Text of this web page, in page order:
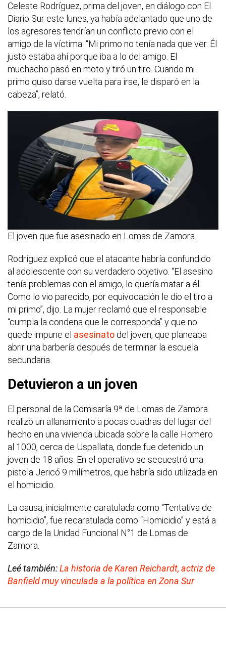
Celeste Rodríguez, prima del joven, en diálogo con El
Diario Sur este lunes, ya había adelantado que uno de
los agresores tendrían un conflicto previo con el
amigo de la víctima. “Mi primo no tenía nada que ver. Él
justo estaba ahí porque iba a lo del amigo. El
muchacho pasó en moto y tiró un tiro. Cuando mi
primo quiso darse vuelta para irse, le disparó en la
cabeza”, relató.
El joven que fue asesinado en Lomas de Zamora.
Rodríguez explicó que el atacante habría confundido
al adolescente con su verdadero objetivo. “El asesino
tenía problemas con el amigo, lo quería matar a él.
Como lo vio parecido, por equivocación le dio el tiro a
mi primo”, dijo. La mujer reclamó que el responsable
“cumpla la condena que le corresponda” y que no
quede impune el asesinato del joven, que planeaba
abrir una barbería después de terminar la escuela
secundaria.
Detuvieron a un joven
El personal de la Comisaría 9ª de Lomas de Zamora
realizó un allanamiento a pocas cuadras del lugar del
hecho en una vivienda ubicada sobre la calle Homero
al 1000, cerca de Uspallata, donde fue detenido un
joven de 18 años. En el operativo se secuestró una
pistola Jericó 9 milímetros, que habría sido utilizada en
el homicidio.
La causa, inicialmente caratulada como “Tentativa de
homicidio”, fue recaratulada como “Homicidio” y está a
cargo de la Unidad Funcional N°1 de Lomas de
Zamora.
Leé también:La historia de Karen Reichardt, actriz de
Banfield muy vinculada a la política en Zona Sur